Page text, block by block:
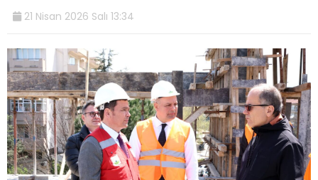
21 Nisan 2026 Salı 13:34